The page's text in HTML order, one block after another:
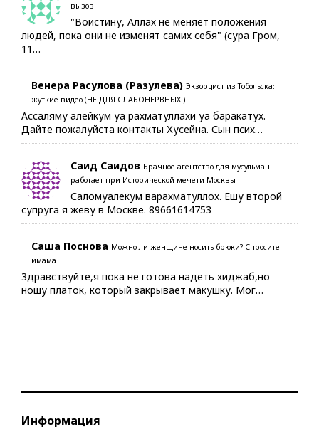
вызов
"Воистину, Аллах не меняет положения
людей, пока они не изменят самих себя" (сура Гром,
11…
Венера Расулова (Разулева) Экзорцист из Тобольска:
жуткие видео (НЕ ДЛЯ СЛАБОНЕРВНЫХ!)
Ассаляму алейкум уа рахматуллахи уа баракатух.
Дайте пожалуйста контакты Хусейна. Сын псих…
Саид Саидов Брачное агентство для мусульман
работает при Исторической мечети Москвы
Саломуалекум варахматуллох. Ешу второй
супруга я жеву в Москве. 89661614753
Саша Поснова Можно ли женщине носить брюки? Спросите
имама
Здравствуйте,я пока не готова надеть хиджаб,но
ношу платок, который закрывает макушку. Мог…
Информация